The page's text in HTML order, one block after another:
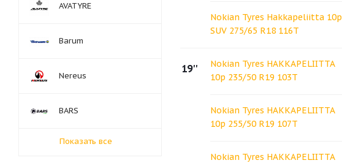
Nokian Tyres Hakkapeliitta 10p
SUV 275/65 R18 116T
19''
Nokian Tyres HAKKAPELIITTA
10p 235/50 R19 103T
Nokian Tyres HAKKAPELIITTA
10p 255/50 R19 107T
Nokian Tyres HAKKAPELIITTA
AVATYRE
Barum
Nereus
BARS
Показать все